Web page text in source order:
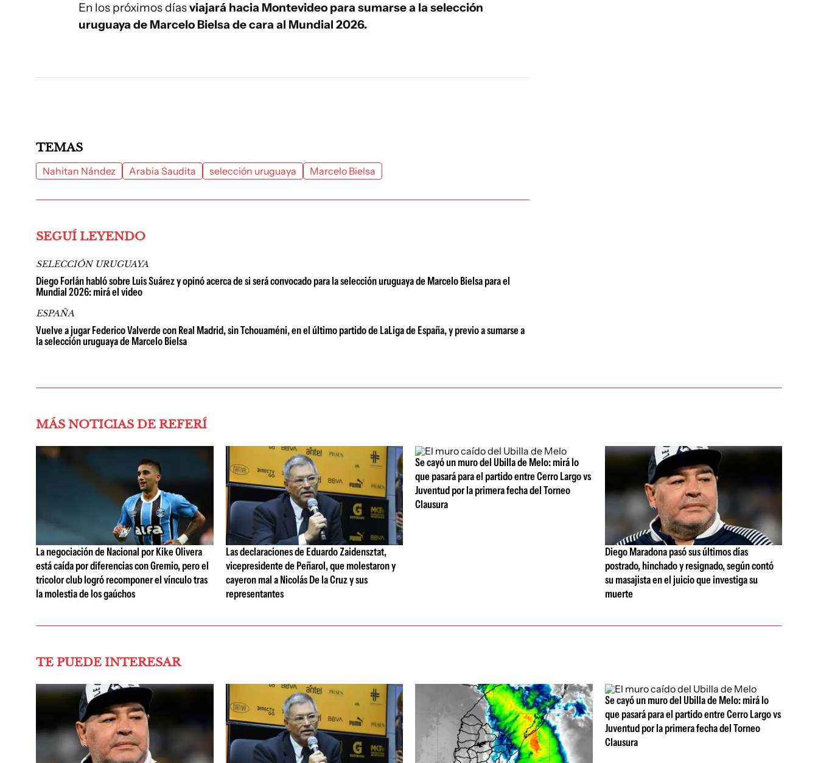
En los próximos díasviajará hacia Montevideo para sumarse a la selección
uruguaya de Marcelo Bielsa de cara al Mundial 2026.
TEMAS
Nahitan Nández Arabia Saudita selección uruguaya Marcelo Bielsa
SEGUÍ LEYENDO
SELECCIÓN URUGUAYA
Diego Forlán habló sobre Luis Suárez y opinó acerca de si será convocado para la selección uruguaya de Marcelo Bielsa para el
Mundial 2026: mirá el video
ESPAÑA
Vuelve a jugar Federico Valverde con Real Madrid, sin Tchouaméni, en el último partido de LaLiga de España, y previo a sumarse a
la selección uruguaya de Marcelo Bielsa
MÁS NOTICIAS DE REFERÍ
La negociación de Nacional por Kike Olivera
está caída por diferencias con Gremio, pero el
tricolor club logró recomponer el vínculo tras
la molestia de los gaúchos
Las declaraciones de Eduardo Zaidensztat,
vicepresidente de Peñarol, que molestaron y
cayeron mal a Nicolás De la Cruz y sus
representantes
Se cayó un muro del Ubilla de Melo: mirá lo
que pasará para el partido entre Cerro Largo vs
Juventud por la primera fecha del Torneo
Clausura
Diego Maradona pasó sus últimos días
postrado, hinchado y resignado, según contó
su masajista en el juicio que investiga su
muerte
TE PUEDE INTERESAR
Se cayó un muro del Ubilla de Melo: mirá lo
que pasará para el partido entre Cerro Largo vs
Juventud por la primera fecha del Torneo
Clausura